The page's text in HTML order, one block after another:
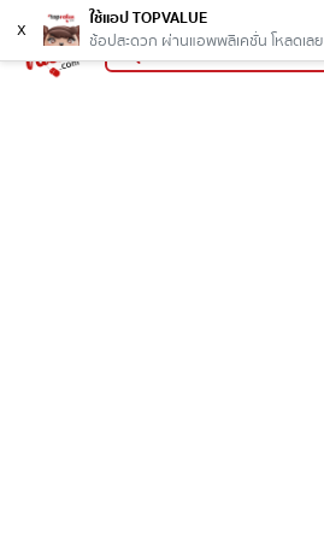
x
ใช้แอป TOPVALUE
ช้อปสะดวก ผ่านแอพพลิเคชั่น โหลดเลย